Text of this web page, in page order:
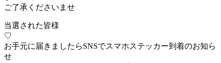
ご了承くださいませ
当選された皆様
お手元に届きましたらSNSでスマホステッカー到着のお知ら